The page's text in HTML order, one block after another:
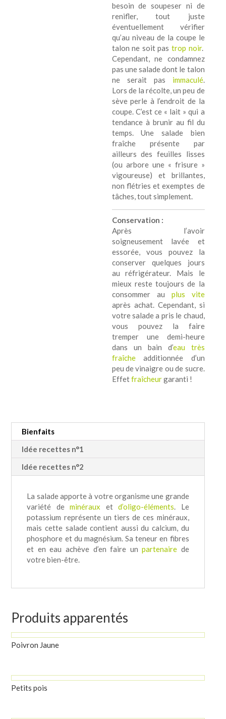
besoin de soupeser ni de
renifler, tout juste
éventuellement vérifier
qu’au niveau de la coupe le
talon ne soit pastrop noir.
Cependant, ne condamnez
pas une salade dont le talon
ne serait pas immaculé.
Lors de la récolte, un peu de
sève perle à l’endroit de la
coupe. C’est ce « lait » qui a
tendance à brunir au fil du
temps. Une salade bien
fraîche présente par
ailleurs des feuilles lisses
(ou arbore une « frisure »
vigoureuse) et brillantes,
non flétries et exemptes de
tâches, tout simplement.
Conservation :
Après l’avoir
soigneusement lavée et
essorée, vous pouvez la
conserver quelques jours
au réfrigérateur. Mais le
mieux reste toujours de la
consommer au plus vite
après achat. Cependant, si
votre salade a pris le chaud,
vous pouvez la faire
tremper une demi-heure
dans un bain d’eau très
fraîcheadditionnée d’un
peu de vinaigre ou de sucre.
Effetfraîcheurgaranti !
Bienfaits
Idée recettes n°1
Idée recettes n°2
La salade apporte à votre organisme une grande
variété deminéraux etd’oligo-éléments. Le
potassium représente un tiers de ces minéraux,
mais cette salade contient aussi du calcium, du
phosphore et du magnésium. Sa teneur en fibres
et en eau achève d’en faire unpartenaire de
votre bien-être.
Produits apparentés
Poivron Jaune
Petits pois